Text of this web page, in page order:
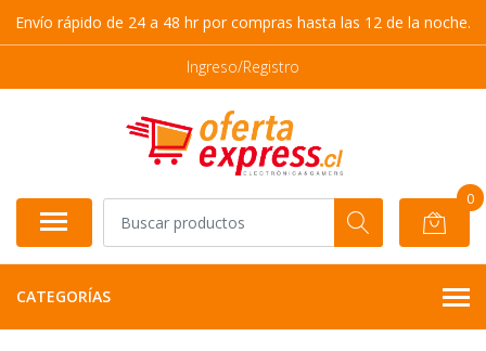
Envío rápido de 24 a 48 hr por compras hasta las 12 de la noche.
Ingreso/Registro
0
CATEGORÍAS